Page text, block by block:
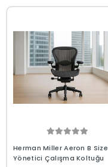
Herman Miller Aeron B Size
Yönetici Çalışma Koltuğu